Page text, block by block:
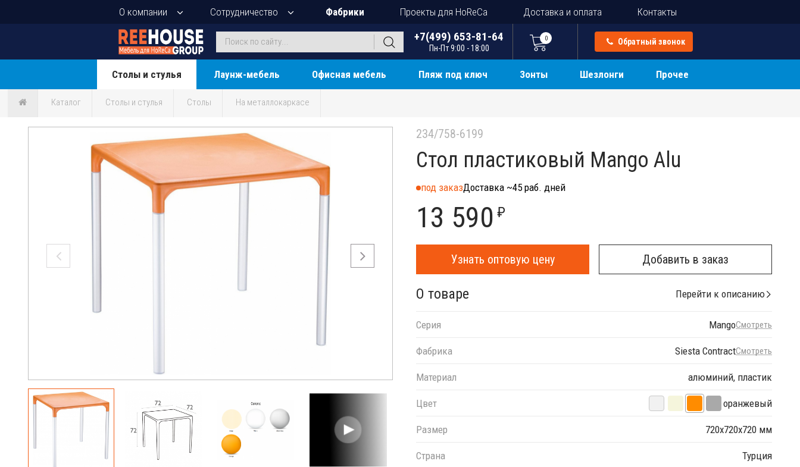
О компании Сотрудничество Фабрики Проекты для HoReCa Доставка и оплата Контакты
+7(499) 653-81-64
Пн-Пт 9:00 - 18:00
0 Обратный звонок
Столы и стулья Лаунж-мебель Офисная мебель Пляж под ключ Зонты Шезлонги Прочее
Каталог Столы и стулья Столы На металлокаркасе
234/758-6199
Стол пластиковый Mango Alu
под заказДоставка ~45 раб. дней
13 590 ₽
Узнать оптовую цену Добавить в заказ
О товаре Перейти к описанию
Серия MangoСмотреть
Фабрика Siesta ContractСмотреть
Материал алюминий, пластик
Цвет оранжевый
Размер 720х720х720 мм
Страна Турция